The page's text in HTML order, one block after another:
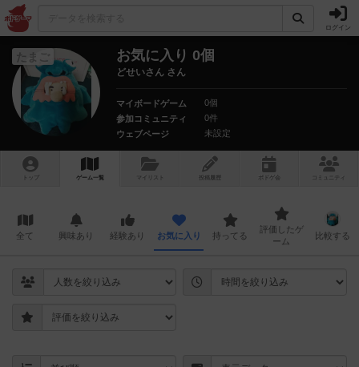
ログイン
たまご お気に入り 0個
どせいさん さん
マイボードゲーム
0個
参加コミュニティ
0件
ウェブページ
未設定
トップ ゲーム一覧 マイリスト 投稿履歴 ボ ドゲ コミュニティ
全て 興味あり 経験あり お気に入り 持ってる
評価したゲ
ーム
比較する